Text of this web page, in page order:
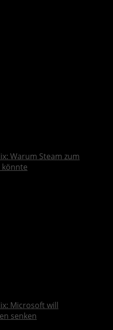
Warum Steam zum
Microsoft will
senken